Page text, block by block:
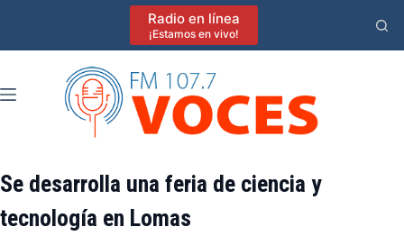
Radio en línea
¡Estamos en vivo!
Se desarrolla una feria de ciencia y
tecnología en Lomas